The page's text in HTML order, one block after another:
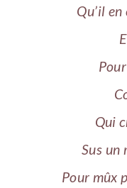
Qu’il
Qui
Sus un
Pour mûx